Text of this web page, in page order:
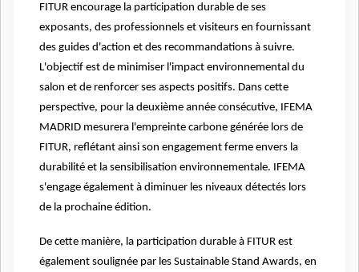
FITUR encourage la participation durable de ses
exposants, des professionnels et visiteurs en fournissant
des guides d'action et des recommandations à suivre.
L'objectif est de minimiser l'impact environnemental du
salon et de renforcer ses aspects positifs. Dans cette
perspective, pour la deuxième année consécutive, IFEMA
MADRID mesurera l'empreinte carbone générée lors de
FITUR, reflétant ainsi son engagement ferme envers la
durabilité et la sensibilisation environnementale. IFEMA
s'engage également à diminuer les niveaux détectés lors
de la prochaine édition.
De cette manière, la participation durable à FITUR est
également soulignée par les Sustainable Stand Awards, en